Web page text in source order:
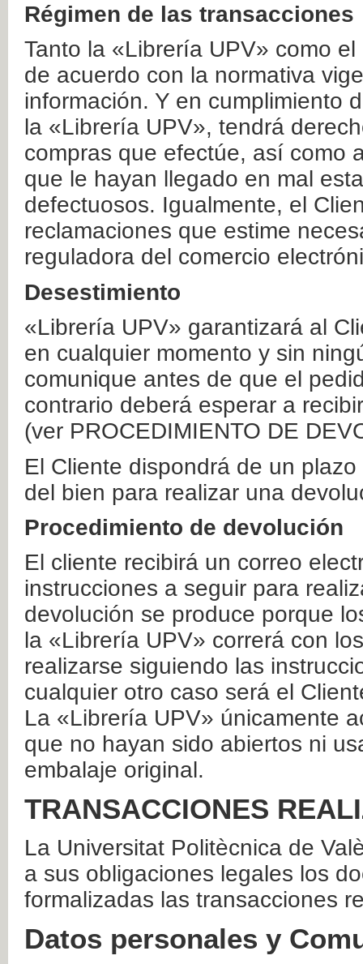
Régimen de las transacciones
Tanto la «Librería UPV» como
de acuerdo con la normativa
información. Y en cumplimiento
la «Librería UPV», tendrá
compras que efectúe, así como
que le hayan llegado en mal
defectuosos. Igualmente, el
reclamaciones que estime
reguladora del comercio
Desestimiento
«Librería UPV» garantizará al
en cualquier momento y sin
comunique antes de que el
contrario deberá esperar a
(ver PROCEDIMIENTO DE
El Cliente dispondrá de un
del bien para realizar una
Procedimiento de devolución
El cliente recibirá un correo
instrucciones a seguir para
devolución se produce porque
la «Librería UPV» correrá con
realizarse siguiendo las
cualquier otro caso será el
La «Librería UPV» únicamente
que no hayan sido abiertos ni
embalaje original.
TRANSACCIONES
La Universitat Politècnica de
a sus obligaciones legales los
formalizadas las transacciones
Datos personales y